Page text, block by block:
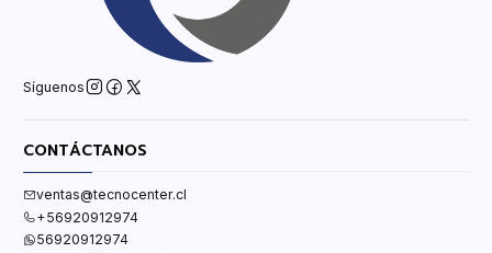
Síguenos
CONTÁCTANOS
ventas@tecnocenter.cl
+56920912974
56920912974